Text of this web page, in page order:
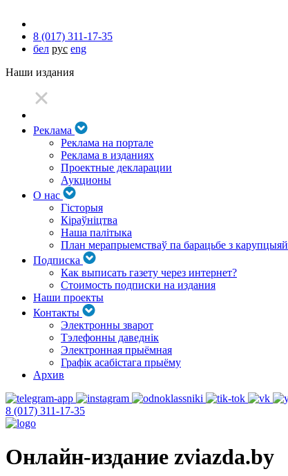
8 (017) 311-17-35
бел рус eng
Наши издания
Реклама
Реклама на портале
Реклама в изданиях
Проектные декларации
Аукционы
О нас
Гісторыя
Кіраўніцтва
Наша палітыка
План мерапрыемстваў па барацьбе з карупцыяй
Подписка
Как выписать газету через интернет?
Стоимость подписки на издания
Наши проекты
Контакты
Электронны зварот
Тэлефонны даведнік
Электронная прыёмная
Графік асабістага прыёму
Архив
8 (017) 311-17-35
Онлайн-издание zviazda.by